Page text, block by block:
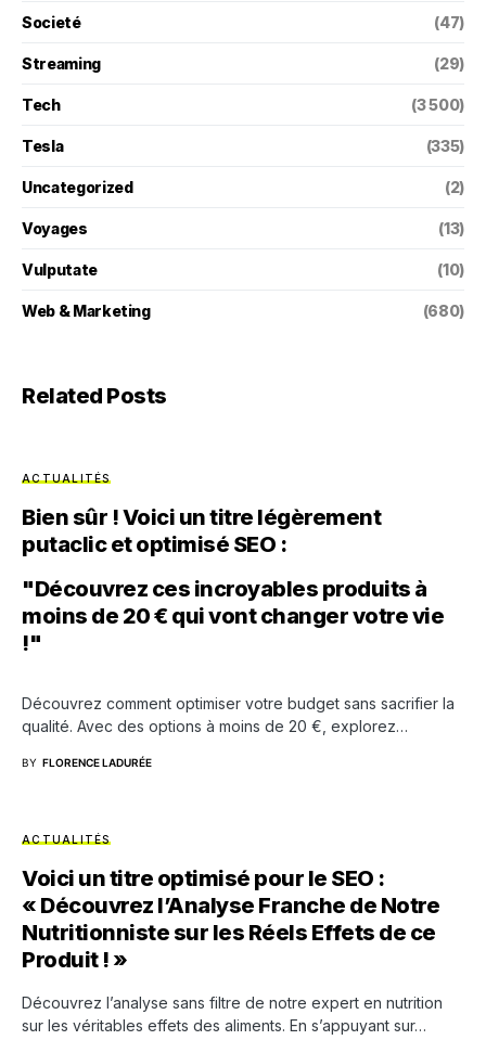
Societé (47)
Streaming (29)
Tech (3 500)
Tesla (335)
Uncategorized (2)
Voyages (13)
Vulputate (10)
Web & Marketing (680)
Related Posts
ACTUALITÉS
Bien sûr ! Voici un titre légèrement
putaclic et optimisé SEO :
"Découvrez ces incroyables produits à
moins de 20 € qui vont changer votre vie
!"
Découvrez comment optimiser votre budget sans sacrifier la
qualité. Avec des options à moins de 20 €, explorez…
BY FLORENCE LADURÉE
ACTUALITÉS
Voici un titre optimisé pour le SEO :
« Découvrez l’Analyse Franche de Notre
Nutritionniste sur les Réels Effets de ce
Produit ! »
Découvrez l’analyse sans filtre de notre expert en nutrition
sur les véritables effets des aliments. En s’appuyant sur…